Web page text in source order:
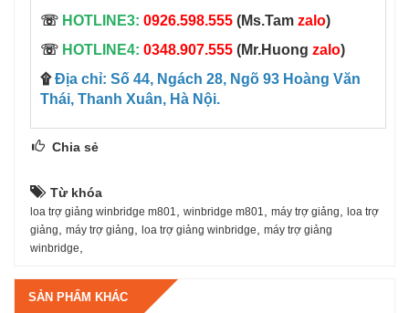
☏ HOTLINE3: 0926.598.555 (Ms.Tam zalo)
☏ HOTLINE4: 0348.907.555 (Mr.Huong zalo)
۩Địa chỉ: Số 44, Ngách 28, Ngõ 93 Hoàng Văn
Thái, Thanh Xuân, Hà Nội.
Chia sẻ
Từ khóa
loa trợ giảng winbridge m801 winbridge m801 máy trợ giảng
loa trợ
giảng
máy trợ giảng loa trợ giảng winbridge
máy trợ giảng
winbridge
SẢN PHẨM KHÁC